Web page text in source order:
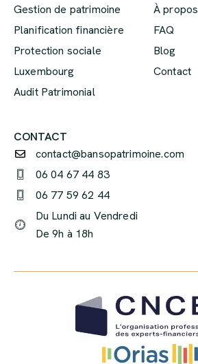
Gestion de patrimoine
Planification financière
Protection sociale
Luxembourg
Audit Patrimonial
À propos
FAQ
Blog
Contact
CONTACT
contact@bansopatrimoine.com
06 04 67 44 83
06 77 59 62 44
Du Lundi au Vendredi
De 9h à 18h